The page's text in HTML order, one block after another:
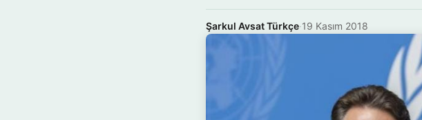
Şarkul Avsat Türkçe·19 Kasım 2018